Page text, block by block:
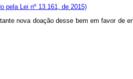
pela Lei nº 13.161, de 2015)
nova doação desse bem em favor de